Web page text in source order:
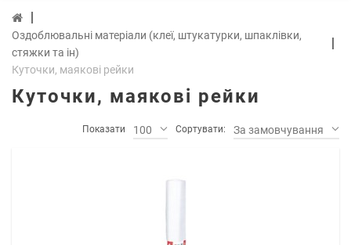
Оздоблювальні матеріали (клеї, штукатурки, шпаклівки,
стяжки та ін)
Куточки, маякові рейки
Куточки, маякові рейки
Показати 100 Сортувати: За замовчуванням